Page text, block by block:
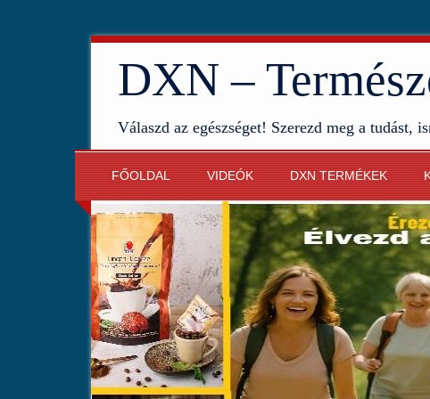
DXN –
Válaszd az egészséget! Szerezd meg a tudást,
FŐOLDAL VIDEÓK DXN TERMÉKEK